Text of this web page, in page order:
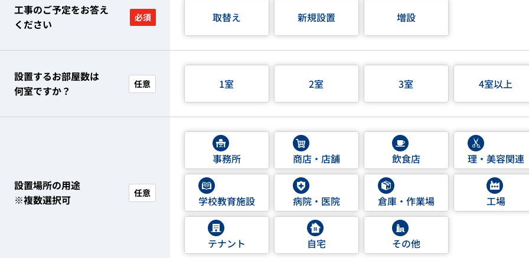
工事のご予定をお答え
ください
必須 取替え 新規設置 増設
設置するお部屋数は
何室ですか？
任意 1室 2室 3室 4室以上
設置場所の用途
※複数選択可
任意
事務所 商店・店舗 飲食店 理・美容関連
学校教育施設 病院・医院 倉庫・作業場 工場
テナント 自宅 その他